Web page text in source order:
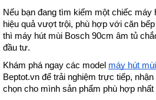
Nếu bạn đang tìm kiếm một chiếc máy
hiệu quả vượt trội, phù hợp với căn
thì máy hút mùi Bosch 90cm âm tủ
đầu tư.
Khám phá ngay các model máy hút
Beptot.vn để trải nghiệm trực tiếp,
chọn cho mình sản phẩm phù hợp